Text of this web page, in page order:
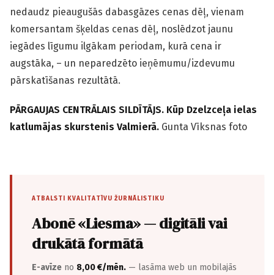
nedaudz pieaugušās dabasgāzes cenas dēļ, vienam
komersantam šķeldas cenas dēļ, noslēdzot jaunu
iegādes līgumu ilgākam periodam, kurā cena ir
augstāka, – un neparedzēto ieņēmumu/izdevumu
pārskatīšanas rezultātā.
PĀRGAUJAS CENTRĀLAIS SILDĪTĀJS. Kūp Dzelzceļa ielas
katlumājas skurstenis Valmierā. Gunta Vīksnas foto
ATBALSTI KVALITATĪVU ŽURNĀLISTIKU
Abonē «Liesma» — digitāli vai
drukātā formātā
E-avīze no 8,00 €/mēn. — lasāma web un mobilajās